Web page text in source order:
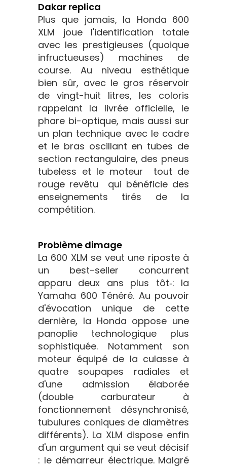
Dakar replica
Plus que jamais, la Honda 600
XLM joue l'identification totale
avec les prestigieuses (quoique
infructueuses) machines de
course. Au niveau esthétique
bien sûr, avec le gros réservoir
de vingt-huit litres, les coloris
rappelant la livrée officielle, le
phare bi-optique, mais aussi sur
un plan technique avec le cadre
et le bras oscillant en tubes de
section rectangulaire, des pneus
tubeless et le moteur  tout de
rouge revêtu  qui bénéficie des
enseignements tirés de la
compétition.
Problème dimage
La 600 XLM se veut une riposte à
un best-seller concurrent
apparu deux ans plus tôt‑: la
Yamaha 600 Ténéré. Au pouvoir
d'évocation unique de cette
dernière, la Honda oppose une
panoplie technologique plus
sophistiquée. Notamment son
moteur équipé de la culasse à
quatre soupapes radiales et
d'une admission élaborée
(double carburateur à
fonctionnement désynchronisé,
tubulures coniques de diamètres
différents). La XLM dispose enfin
d'un argument qui se veut décisif
: le démarreur électrique. Malgré